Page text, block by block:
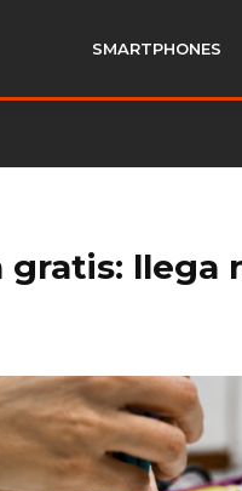
SMARTPHONES
gratis: llega